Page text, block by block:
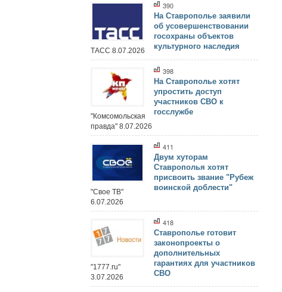
390
На Ставрополье заявили
об усовершенствовании
госохраны объектов
культурного наследия
ТАСС 8.07.2026
398
На Ставрополье хотят
упростить доступ
участников СВО к
госслужбе
"Комсомольская
правда" 8.07.2026
411
Двум хуторам
Ставрополья хотят
присвоить звание "Рубеж
воинской доблести"
"Свое ТВ"
6.07.2026
418
Ставрополье готовит
законопроекты о
дополнительных
гарантиях для участников
СВО
"1777.ru"
3.07.2026